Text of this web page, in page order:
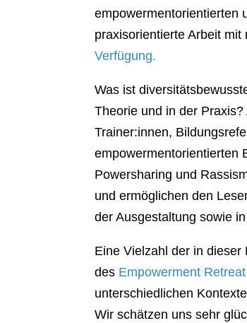
empowermentorientierten
praxisorientierte Arbeit
Verfügung.
Was ist
Theorie und in der
Trainer:innen,
empowermentorientierten
Powersharing und
und ermöglichen den
der Ausgestaltung sowie
Eine Vielzahl der in
des Empowerment
unterschiedlichen
Wir schätzen uns sehr